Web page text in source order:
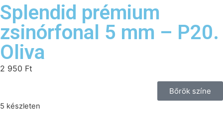
Splendid prémium
zsinórfonal 5 mm – P20.
Oliva
2 950 Ft
Bőrök színe
5 készleten